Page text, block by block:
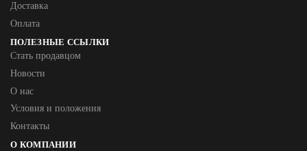
Доставка
Оплата
ПОЛЕЗНЫЕ ССЫЛКИ
Стать продавцом
Новости
О нас
Условия и положения
Контакты
О КОМПАНИИ